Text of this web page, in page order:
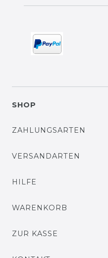
SHOP
ZAHLUNGSARTEN
VERSANDARTEN
HILFE
WARENKORB
ZUR KASSE